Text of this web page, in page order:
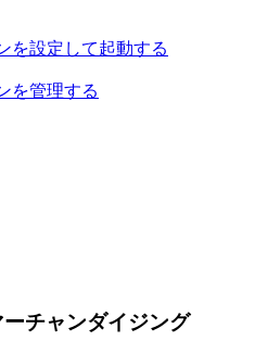
を設定して起動する
を管理する
チャンダイジング